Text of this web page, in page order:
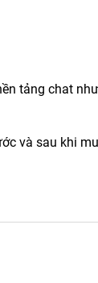
tảng chat
và sau khi